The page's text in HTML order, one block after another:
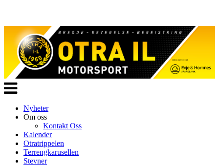
Veksle
navigasjon
Nyheter
Om oss
Kontakt Oss
Kalender
Otratrippelen
Terrengkarusellen
Stevner